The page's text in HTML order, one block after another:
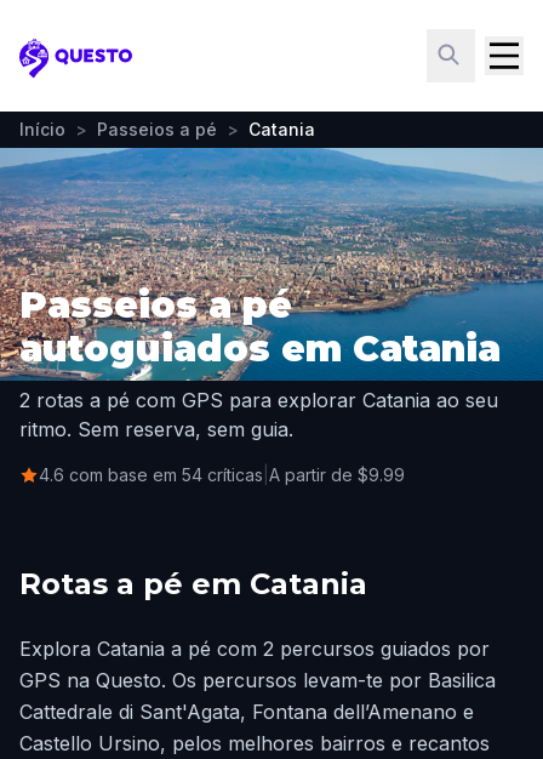
Questo
Início > Passeios a pé > Catania
Passeios a pé
autoguiados em Catania
2 rotas a pé com GPS para explorar Catania ao seu
ritmo. Sem reserva, sem guia.
4.6 com base em 54 críticas A partir de $9.99
Rotas a pé em Catania
Explora Catania a pé com 2 percursos guiados por
GPS na Questo. Os percursos levam-te por Basilica
Cattedrale di Sant'Agata, Fontana dell’Amenano e
Castello Ursino, pelos melhores bairros e recantos